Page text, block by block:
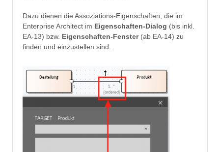
Dazu dienen die Assoziations-Eigenschaften, die im
Enterprise Architect im Eigenschaften-Dialog (bis inkl.
EA-13) bzw. Eigenschaften-Fenster(ab EA-14) zu
finden und einzustellen sind.